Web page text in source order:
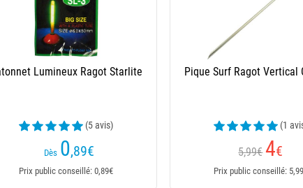
Lumineux Ragot Starlite
(5 avis)
Dès 0,89€
Prix public conseillé: 0,89€
Pique Surf Ragot Vertical
(1
5,99€ 4€
Prix public conseillé: